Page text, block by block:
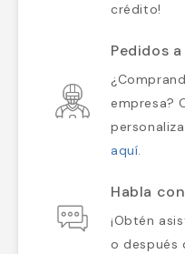
crédito!
Pedidos
empresa?
aquí.
Habla
¡Obtén
o después